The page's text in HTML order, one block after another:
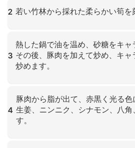
2 若い竹林から採れた柔らかい筍を
3
熱した鍋で油を温め、砂糖をキャ
その後、豚肉を加えて炒め、キ
炒めます。
4
豚肉から脂が出て、赤黒く光る色
生姜、ニンニク、シナモン、八角
す。